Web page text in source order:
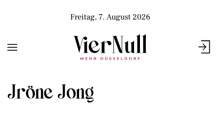
Freitag, 7. August 2026
Jröne Jong